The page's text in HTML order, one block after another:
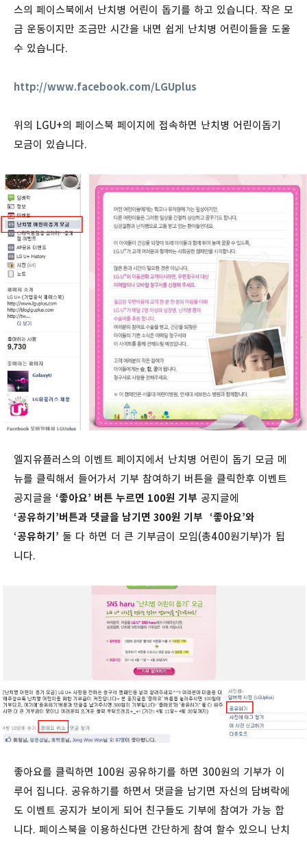
스의 페이스북에서 난치병 어린이 돕기를 하고 있습니다. 작은 모
금 운동이지만 조금만 시간을 내면 쉽게 난치병 어린이들을 도울
수 있습니다.
http://www.facebook.com/LGUplus
위의 LGU+의 페이스북 페이지에 접속하면 난치병 어린이돕기
모금이 있습니다.
엘지유플러스의 이벤트 페이지에서 난치병 어린이 돕기 모금 메
뉴를 클릭해서 들어가서 기부 참여하기 버튼을 클릭한후 이벤트
공지글을 ‘좋아요’ 버튼 누르면 100원 기부 공지글에
‘공유하기’버튼과 댓글을 남기면 300원 기부 ‘좋아요’와
‘공유하기’ 둘 다 하면 더 큰 기부금이 모임(총400원기부)가 됩
니다.
좋아요를 클릭하면 100원 공유하기를 하면 300원의 기부가 이
루어 집니다. 공유하기를 하면서 댓글을 남기면 자신의 담벼락에
도 이벤트 공지가 보이게 되어 친구들도 기부에 참여가 가능 합
니다. 페이스북을 이용하신다면 간단하게 참여 할수 있으니 난치